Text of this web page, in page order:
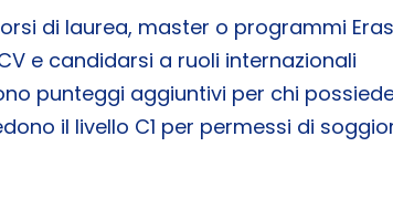
di laurea, master o programmi
e candidarsi a ruoli internazionali
punteggi aggiuntivi per chi
il livello C1 per permessi di